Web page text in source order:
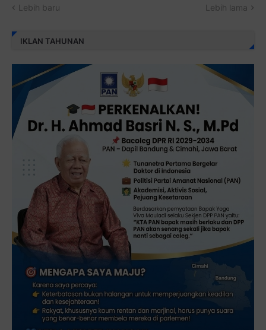
Lebih baru Lebih lama
IKLAN TAHUNAN